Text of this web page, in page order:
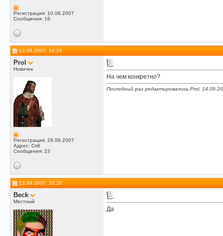
Регистрация: 10.06.2007
Сообщения: 16
13.09.2007, 19:20
Prol
Новичок
Регистрация: 29.06.2007
Адрес: Спб
Сообщения: 23
На чем конкретно?
Последний раз редактировалось Prol,
13.09.2007, 20:20
Beck
Местный
Да